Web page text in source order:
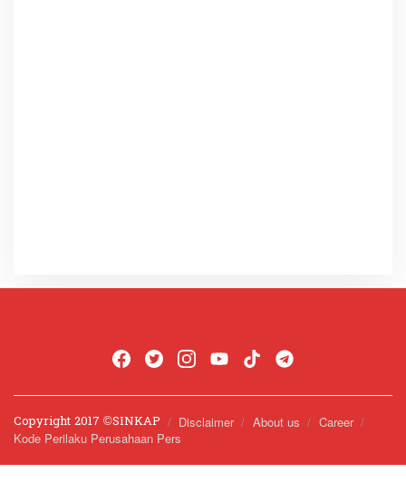
Copyright 2017 ©️SINKAP Disclaimer About us
Career
Kode Perilaku Perusahaan Pers